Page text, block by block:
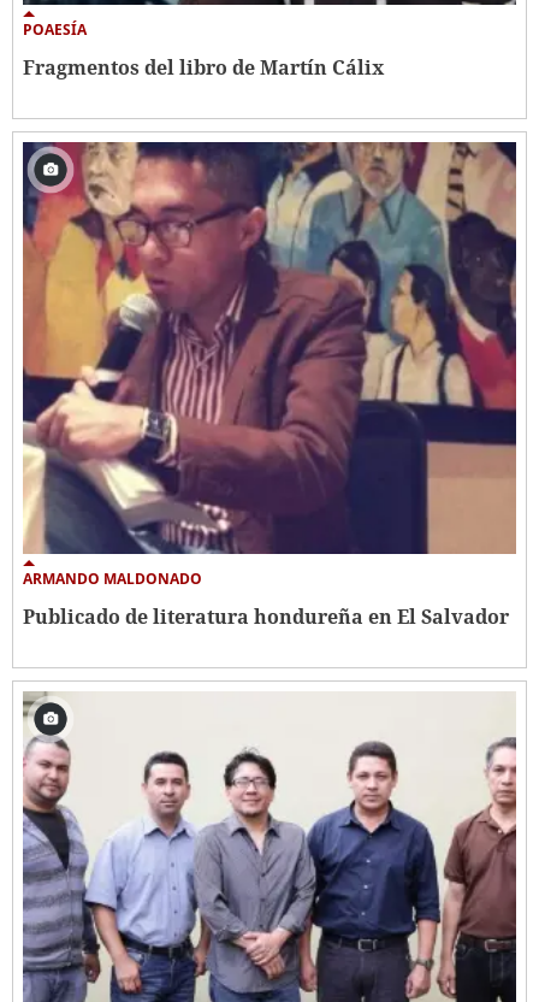
POAESÍA
Fragmentos del libro de Martín Cálix
ARMANDO MALDONADO
Publicado de literatura hondureña en El Salvador